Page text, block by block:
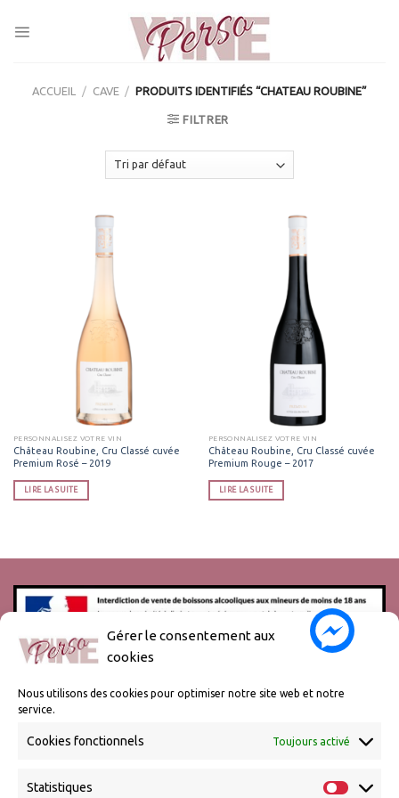
Gérer le consentement aux
cookies
Nous utilisons des cookies pour optimiser notre site web et notre
service.
Cookies fonctionnels Toujours activé
Statistiques
ACCUEIL / CAVE / PRODUITS IDENTIFIÉS “CHATEAU ROUBINE”
FILTRER
PERSONNALISEZ VOTRE VIN
Château Roubine, Cru Classé cuvée
Premium Rosé – 2019
LIRE LA SUITE
PERSONNALISEZ VOTRE VIN
Château Roubine, Cru Classé cuvée
Premium Rouge – 2017
LIRE LA SUITE
L’abus d’alcool est dangereux pour la santé, à consommer avec